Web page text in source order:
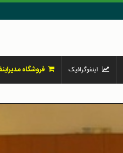
اینفوگرافیک فروشگاه